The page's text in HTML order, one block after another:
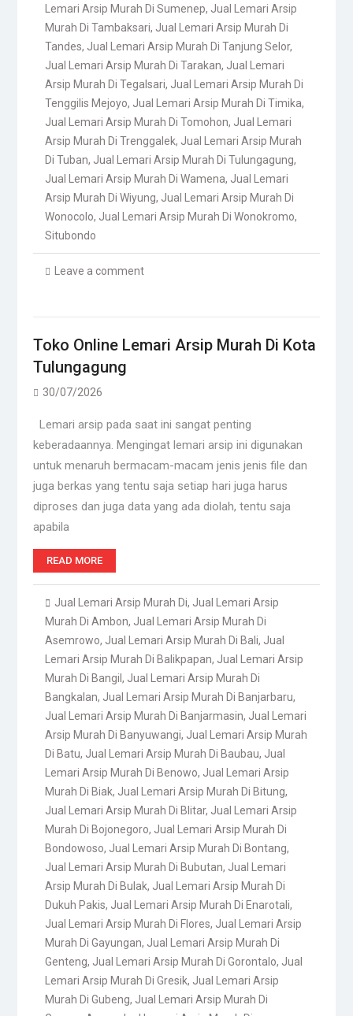
Lemari Arsip Murah Di Sumenep, Jual Lemari Arsip
Murah Di Tambaksari, Jual Lemari Arsip Murah Di
Tandes, Jual Lemari Arsip Murah Di Tanjung Selor,
Jual Lemari Arsip Murah Di Tarakan, Jual Lemari
Arsip Murah Di Tegalsari, Jual Lemari Arsip Murah Di
Tenggilis Mejoyo, Jual Lemari Arsip Murah Di Timika,
Jual Lemari Arsip Murah Di Tomohon, Jual Lemari
Arsip Murah Di Trenggalek, Jual Lemari Arsip Murah
Di Tuban, Jual Lemari Arsip Murah Di Tulungagung,
Jual Lemari Arsip Murah Di Wamena, Jual Lemari
Arsip Murah Di Wiyung, Jual Lemari Arsip Murah Di
Wonocolo, Jual Lemari Arsip Murah Di Wonokromo,
Situbondo
Leave a comment
Toko Online Lemari Arsip Murah Di Kota
Tulungagung
30/07/2026
Lemari arsip pada saat ini sangat penting
keberadaannya. Mengingat lemari arsip ini digunakan
untuk menaruh bermacam-macam jenis jenis file dan
juga berkas yang tentu saja setiap hari juga harus
diproses dan juga data yang ada diolah, tentu saja
apabila
READ MORE
Jual Lemari Arsip Murah Di, Jual Lemari Arsip
Murah Di Ambon, Jual Lemari Arsip Murah Di
Asemrowo, Jual Lemari Arsip Murah Di Bali, Jual
Lemari Arsip Murah Di Balikpapan, Jual Lemari Arsip
Murah Di Bangil , Jual Lemari Arsip Murah Di
Bangkalan, Jual Lemari Arsip Murah Di Banjarbaru,
Jual Lemari Arsip Murah Di Banjarmasin, Jual Lemari
Arsip Murah Di Banyuwangi, Jual Lemari Arsip Murah
Di Batu, Jual Lemari Arsip Murah Di Baubau, Jual
Lemari Arsip Murah Di Benowo, Jual Lemari Arsip
Murah Di Biak, Jual Lemari Arsip Murah Di Bitung,
Jual Lemari Arsip Murah Di Blitar, Jual Lemari Arsip
Murah Di Bojonegoro, Jual Lemari Arsip Murah Di
Bondowoso, Jual Lemari Arsip Murah Di Bontang,
Jual Lemari Arsip Murah Di Bubutan, Jual Lemari
Arsip Murah Di Bulak, Jual Lemari Arsip Murah Di
Dukuh Pakis, Jual Lemari Arsip Murah Di Enarotali,
Jual Lemari Arsip Murah Di Flores, Jual Lemari Arsip
Murah Di Gayungan, Jual Lemari Arsip Murah Di
Genteng, Jual Lemari Arsip Murah Di Gorontalo, Jual
Lemari Arsip Murah Di Gresik, Jual Lemari Arsip
Murah Di Gubeng, Jual Lemari Arsip Murah Di